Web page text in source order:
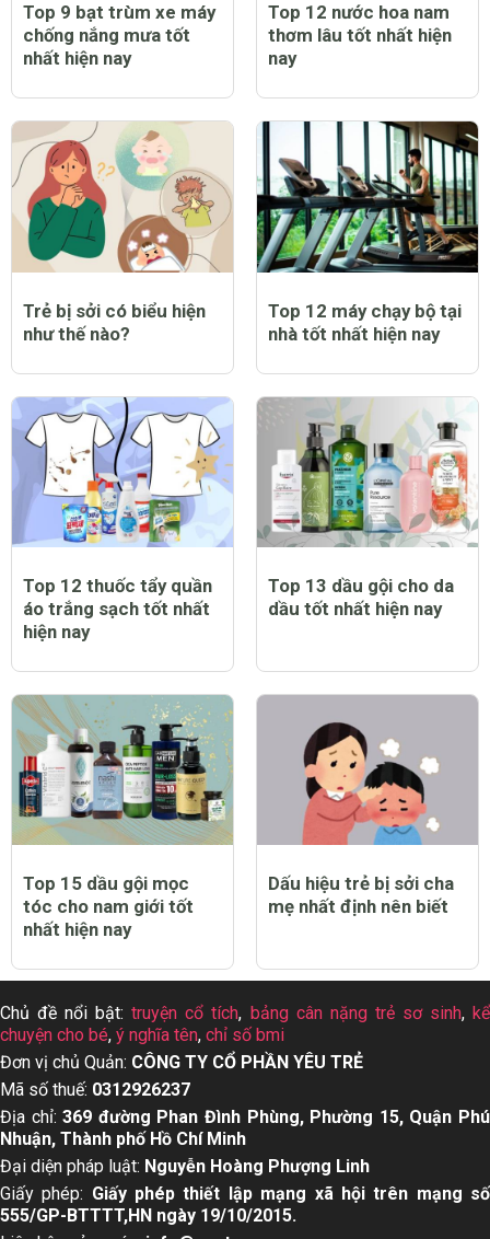
Top 9 bạt trùm xe máy
chống nắng mưa tốt
nhất hiện nay
Top 12 nước hoa nam
thơm lâu tốt nhất hiện
nay
Trẻ bị sởi có biểu hiện
như thế nào?
Top 12 máy chạy bộ tại
nhà tốt nhất hiện nay
Top 12 thuốc tẩy quần
áo trắng sạch tốt nhất
hiện nay
Top 13 dầu gội cho da
dầu tốt nhất hiện nay
Top 15 dầu gội mọc
tóc cho nam giới tốt
nhất hiện nay
Dấu hiệu trẻ bị sởi cha
mẹ nhất định nên biết
Chủ đề nổi bật:truyện cổ tích, bảng cân nặng trẻ sơ sinh, kể
chuyện cho bé, ý nghĩa tên, chỉ số bmi
Đơn vị chủ Quản: CÔNG TY CỔ PHẦN YÊU TRẺ
Mã số thuế: 0312926237
Địa chỉ:369 đường Phan Đình Phùng, Phường 15, Quận Phú
Nhuận, Thành phố Hồ Chí Minh
Đại diện pháp luật: Nguyễn Hoàng Phượng Linh
Giấy phép: Giấy phép thiết lập mạng xã hội trên mạng số
555/GP-BTTTT,HN ngày 19/10/2015.